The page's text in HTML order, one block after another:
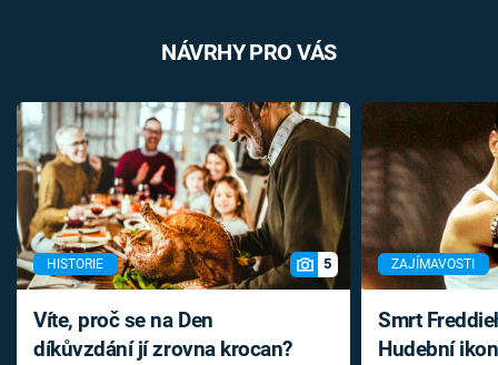
NÁVRHY PRO VÁS
HISTORIE 5
Víte, proč se na Den
díkůvzdání jí zrovna krocan?
ZAJÍMAVOSTI
Smrt
Hudební